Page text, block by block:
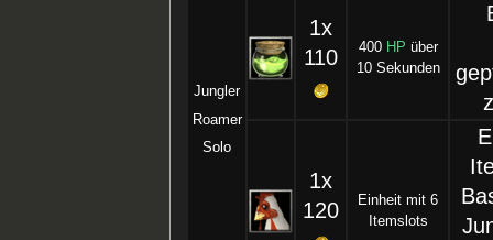
Jungler
Roamer
Solo
1x
110
400 HP über
10 Sekunden
1x
120
Einheit mit 6
Itemslots